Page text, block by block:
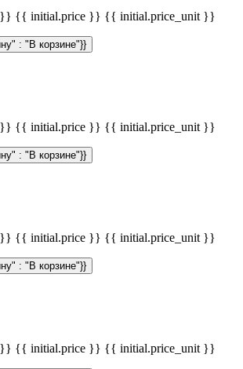
}} {{ initial.price }} {{ initial.price_unit }}
{{!addCart ? "В корзину" : "В корзине"}}
}} {{ initial.price }} {{ initial.price_unit }}
{{!addCart ? "В корзину" : "В корзине"}}
}} {{ initial.price }} {{ initial.price_unit }}
{{!addCart ? "В корзину" : "В корзине"}}
}} {{ initial.price }} {{ initial.price_unit }}